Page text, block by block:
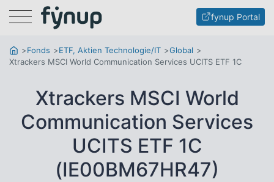
Menu fynup Portal
Fonds ETF, Aktien Technologie/IT
Global
Xtrackers MSCI World Communication Services UCITS ETF 1C
Xtrackers MSCI World
Communication Services
UCITS ETF 1C
(IE00BM67HR47)